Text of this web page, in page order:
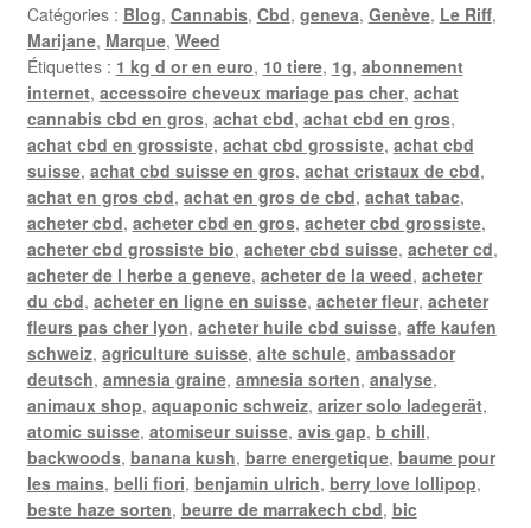
Catégories : Blog, Cannabis, Cbd, geneva, Genève, Le Riff,
Marijane, Marque, Weed
Étiquettes : 1 kg d or en euro, 10 tiere, 1g, abonnement
internet, accessoire cheveux mariage pas cher, achat
cannabis cbd en gros, achat cbd, achat cbd en gros,
achat cbd en grossiste, achat cbd grossiste, achat cbd
suisse, achat cbd suisse en gros, achat cristaux de cbd,
achat en gros cbd, achat en gros de cbd, achat tabac,
acheter cbd, acheter cbd en gros, acheter cbd grossiste,
acheter cbd grossiste bio, acheter cbd suisse, acheter cd,
acheter de l herbe a geneve, acheter de la weed, acheter
du cbd, acheter en ligne en suisse, acheter fleur, acheter
fleurs pas cher lyon, acheter huile cbd suisse, affe kaufen
schweiz, agriculture suisse, alte schule, ambassador
deutsch, amnesia graine, amnesia sorten, analyse,
animaux shop, aquaponic schweiz, arizer solo ladegerät,
atomic suisse, atomiseur suisse, avis gap, b chill,
backwoods, banana kush, barre energetique, baume pour
les mains, belli fiori, benjamin ulrich, berry love lollipop,
beste haze sorten, beurre de marrakech cbd, bic